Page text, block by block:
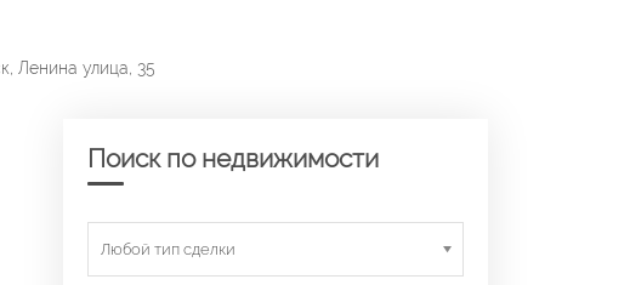
Ленина улица, 35
Поиск по недвижимости
Любой тип сделки